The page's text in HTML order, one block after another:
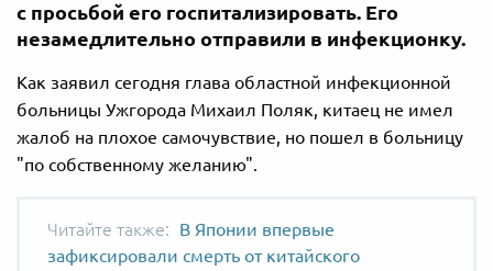
с просьбой его госпитализировать. Его
незамедлительно отправили в инфекционку.
Как заявил сегодня глава областной инфекционной
больницы Ужгорода Михаил Поляк, китаец не имел
жалоб на плохое самочувствие, но пошел в больницу
"по собственному желанию".
В Японии впервые
зафиксировали смерть от китайского